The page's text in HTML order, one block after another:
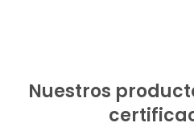
Nuestros